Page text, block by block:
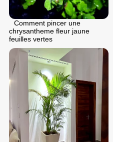
Comment pincer une
chrysantheme fleur jaune
feuilles vertes